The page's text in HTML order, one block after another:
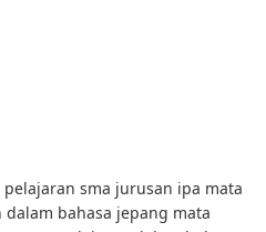
sma jurusan ipa mata
bahasa jepang mata